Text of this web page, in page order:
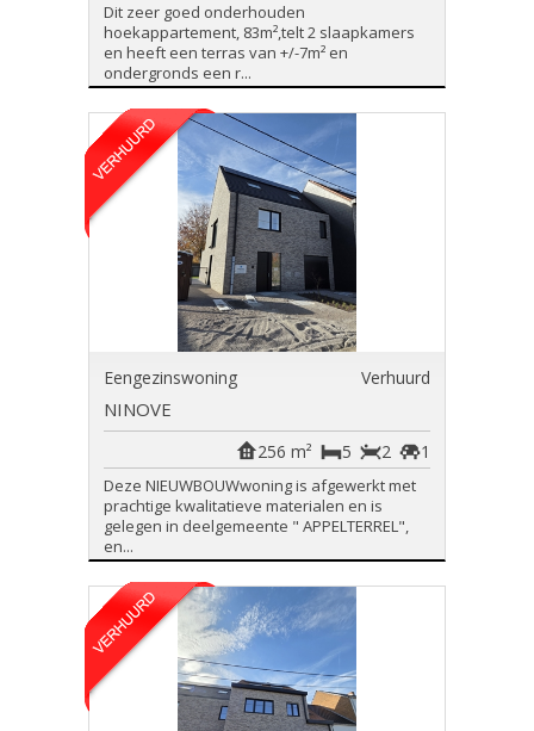
Dit zeer goed onderhouden
hoekappartement, 83m²,telt 2 slaapkamers
en heeft een terras van +/-7m² en
ondergronds een r...
Eengezinswoning Verhuurd
NINOVE
1
2
5
256 m²
Deze NIEUWBOUWwoning is afgewerkt met
prachtige kwalitatieve materialen en is
gelegen in deelgemeente " APPELTERREL",
en...